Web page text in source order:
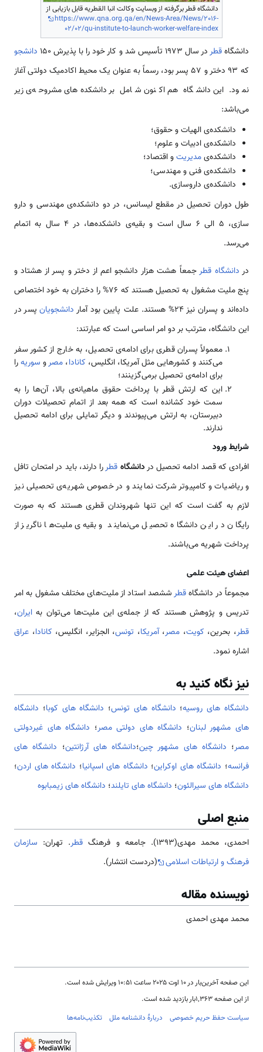
دانشگاه قطر برگرفته از وبسایت وکالت انبا القطریه قابل بازیابی از
https://www.qna.org.qa/en/News-Area/News/2016-
02/02/qu-institute-to-launch-worker-welfare-index
دانشگاهقطردر سال 1973 تأسیس شد و کار خود را با پذیرش 150
دانشجو
که 93 دختر و 57 پسر بود، رسماً به عنوان یک محیط اکادمیک دولتی آغاز
نمود. این دانشگاه هم اکنون شامل بر دانشکده‌های مشروحه‌ی زیر
می‌باشد:
دانشکده‌ی الهیات و حقوق؛
دانشکده‌ی ادبیات و علوم؛
دانشکده‌یمدیریتو اقتصاد؛
دانشکده‌ی فنی و مهندسی؛
دانشکده‌ی داروسازی.
طول دوران تحصیل در مقطع لیسانس، در دو دانشکده‌ی مهندسی و دارو
سازی، 5 الی 6 سال است و بقیه‌ی دانشکده‌ها، در 4 سال به اتمام
می‌رسد.
در دانشگاه قطرجمعاً هشت هزار دانشجو اعم از دختر و پسر از هشتاد و
پنج ملیت مشغول به تحصیل هستند که 76% را دختران به خود اختصاص
داده‌اند و پسران نیز 24% هستند. علت پایین بود آمار
دانشجویانپسر در
این دانشگاه، مترتب بر دو امر اساسی است که عبارتند:
معمولاً پسران قطری برای ادامه‌ی تحصیل، به خارج از کشور سفر
می‌کنند و کشورهایی مثل آمریکا، انگلیس، کانادا، مصرو سوریهرا
برای‌ ادامه‌ی تحصیل برمی‌گزینند؛
این که ارتش قطر با پرداخت حقوق ماهیانه‌ی بالا، آن‌ها را به
سمت خود کشانده است که همه بعد از اتمام تحصیلات دوران
دبیرستان، به ارتش می‌پیوندند و دیگر تمایلی برای ادامه تحصیل
ندارند.
شرایط ورود
افرادی که قصد ادامه تحصیل دردانشگاه قطررا دارند، باید در امتحان تافل
و ریاضیات و کامپیوتر شرکت نمایند و در خصوص شهریه‌ی تحصیلی نیز
لازم به گفت است که این تنها شهروندان قطری هستند که به صورت
رایگان در این دانشگاه تحصیل می‌نمایند و بقیه‌ی ملیت‌ها ناگریز از
پرداخت شهریه می‌باشند.
اعضای هیئت علمی
مجموعاً در دانشگاهقطرششصد استاد از ملیت‌های مختلف مشغول به امر
تدریس و پژوهش هستند که از جمله‌ی این ملیت‌ها می‌توان به ایران،
قطر، بحرین، کویت، مصر،آمریکا، تونس، الجزایر، انگلیس، کانادا، عراق
اشاره نمود.
نیز نگاه کنید به
دانشگاه های روسیه؛ دانشگاه های تونس؛ دانشگاه های کوبا؛ دانشگاه
های مشهور لبنان؛ دانشگاه های دولتی مصر؛ دانشگاه های غیردولتی
مصر؛ دانشگاه های مشهور چین؛دانشگاه های آرژانتین؛ دانشگاه های
فرانسه؛ دانشگاه های اوکراین؛ دانشگاه های اسپانیا؛ دانشگاه های اردن؛
دانشگاه های سیرالئون؛ دانشگاه های تایلند؛ دانشگاه های زیمبابوه
منبع اصلی
احمدی، محمد مهدی(1393). جامعه و فرهنگ قطر. تهران: سازمان
فرهنگ و ارتباطات اسلامی
(دردست انتشار).
نویسنده مقاله
محمد مهدی احمدی
این صفحه آخرین‌بار در ‏۱۰ اوت ۲۰۲۵ ساعت ‏۱۰:۵۱ ویرایش شده است.
از این صفحه ۱٬۳۶۳بار بازدید شده است.
سیاست حفظ حریم خصوصی
دربارهٔ دانشنامه ملل تکذیب‌نامه‌ها